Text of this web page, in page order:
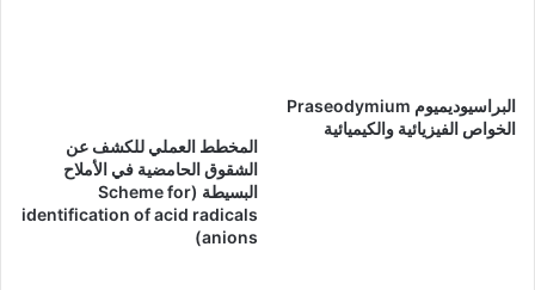
البراسيوديميوم Praseodymium
الخواص الفيزيائية والكيميائية
المخطط العملي للكشف عن
الشقوق الحامضية في الأملاح
البسيطة (Scheme for
identification of acid radicals
(anions